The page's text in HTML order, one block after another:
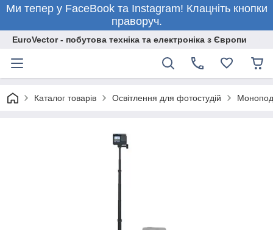
Ми тепер у FaceBook та Instagram! Клацніть кнопки
праворуч.
EuroVector - побутова техніка та електроніка з Європи
Каталог товарів Освітлення для фотостудій